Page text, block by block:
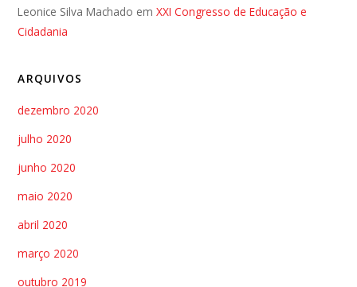
Leonice Silva Machado emXXI Congresso de Educação e
Cidadania
ARQUIVOS
dezembro 2020
julho 2020
junho 2020
maio 2020
abril 2020
março 2020
outubro 2019